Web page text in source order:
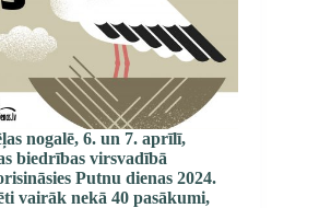
nogalē, 6. un 7. aprīlī,
biedrības virsvadībā
Putnu dienas 2024.
vairāk nekā 40 pasākumi,